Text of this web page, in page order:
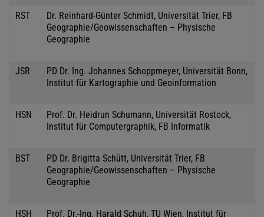
RST
Dr. Reinhard-Günter Schmidt, Universität Trier, FB
Geographie/Geowissenschaften – Physische
Geographie
JSR
PD Dr. Ing. Johannes Schoppmeyer, Universität Bonn,
Institut für Kartographie und Geoinformation
HSN
Prof. Dr. Heidrun Schumann, Universität Rostock,
Institut für Computergraphik, FB Informatik
BST
PD Dr. Brigitta Schütt, Universität Trier, FB
Geographie/Geowissenschaften – Physische
Geographie
HSH
Prof. Dr.-Ing. Harald Schuh, TU Wien, Institut für